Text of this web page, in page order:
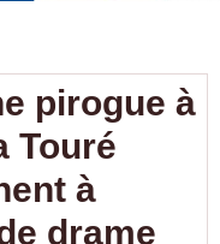
pirogue à
Touré
à
drame